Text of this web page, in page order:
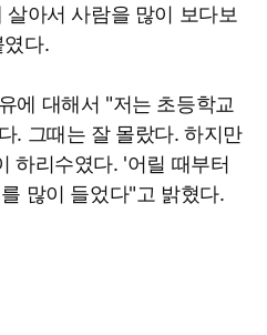
아서 사람을 많이 보다보
였다.
에 대해서 "저는 초등학교
. 그때는 잘 몰랐다. 하지만
하리수였다. '어릴 때부터
많이 들었다"고 밝혔다.